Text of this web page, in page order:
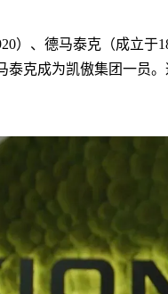
）、德马泰克（成立
克成为凯傲集团一员